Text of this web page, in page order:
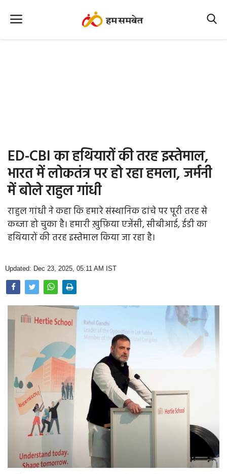
Office Office
Political Gossips
Farm & Food
Opinion
Photo Gallery
Home
ED-CBI का हथियारों की तरह इस्तेमाल,
भारत में लोकतंत्र पर हो रहा हमला, जर्मनी
में बोले राहुल गांधी
राहुल गांधी ने कहा कि हमारे संस्थानिक ढांचे पर पूरी तरह से
कब्जा हो चुका है। हमारी ख़ुफ़िया एजेंसी, सीबीआई, ईडी का
हथियारों की तरह इस्तेमाल किया जा रहा है।
Updated: Dec 23, 2025, 05:11 AM IST